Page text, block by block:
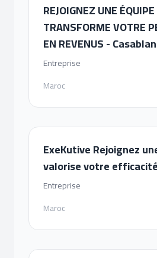
REJOIGNEZ UNE
TRANSFORME VOTRE
EN REVENUS -
Entreprise
Maroc
ExeKutive Rejoignez
valorise votre
Entreprise
Maroc